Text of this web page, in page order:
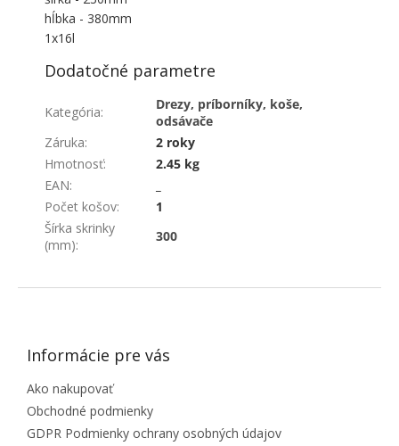
hĺbka - 380mm
1x16l
Dodatočné parametre
Kategória:
Drezy, príborníky, koše,
odsávače
Záruka:
2 roky
Hmotnosť:
2.45 kg
EAN:
Počet košov:
1
Šírka skrinky
(mm):
300
ZÁPÄTIE
Informácie pre vás
Ako nakupovať
Obchodné podmienky
GDPR Podmienky ochrany osobných údajov